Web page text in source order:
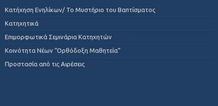
Κατήχηση Ενηλίκων/ Το Μυστήριο του Βαπτίσματος
Κατηχητικά
Επιμορφωτικά Σεμινάρια Κατηχητών
Κοινότητα Νέων “Ορθόδοξη Μαθητεία”
Προστασία από τις Αιρέσεις